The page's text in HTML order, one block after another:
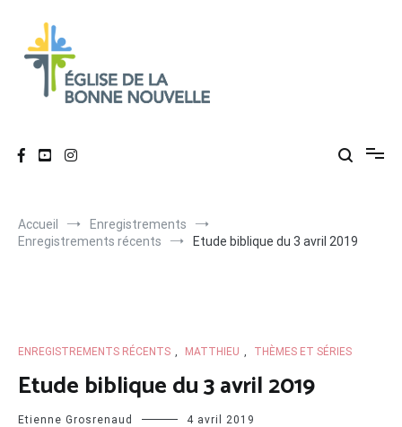
contenu
Accueil
Enregistrements
Enregistrements récents
Etude biblique du 3 avril 2019
ENREGISTREMENTS RÉCENTS , MATTHIEU , THÈMES ET SÉRIES
Etude biblique du 3 avril 2019
Etienne Grosrenaud 4 avril 2019